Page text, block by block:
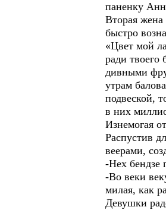
паненку
Вторая жена
быстро
«Цвет мой
ради твоего
дивными
утрам
подвеской,
в них
Изнемогая
Распустив
веерами,
-Нех бендзе
-Во веки
милая, как
Девушки